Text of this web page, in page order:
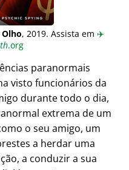
, 2019. Assista em ✈️
.org
paranormais
visto funcionários da
durante todo o dia,
extrema de um
o seu amigo, um
a herdar uma
a conduzir a sua